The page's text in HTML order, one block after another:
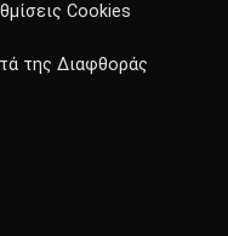
Cookies
της Διαφθοράς